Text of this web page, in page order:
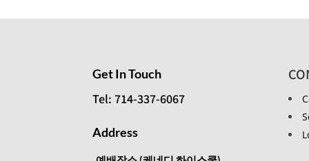
Get In Touch
Tel: 714-337-6067
Address